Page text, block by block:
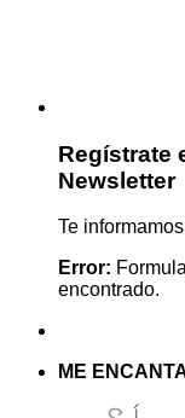
Regístrate
Newsletter
Te
Error:
encontrado.
ME